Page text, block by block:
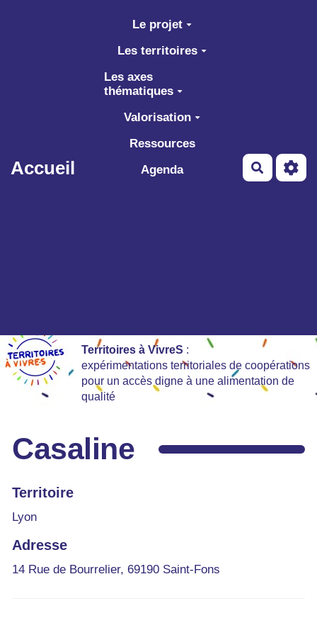
Aller au contenu principal
Accueil
Le projet
Les territoires
Les axes
thématiques
Valorisation
Ressources
Agenda
Territoires à VivreS :
expérimentations territoriales de coopérations
pour un accès digne à une alimentation de
qualité
Casaline
Territoire
Lyon
Adresse
14 Rue de Bourrelier, 69190 Saint-Fons